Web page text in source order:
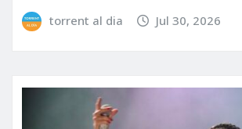
torrent al dia Jul 30, 2026